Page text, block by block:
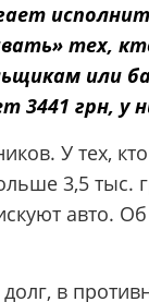
тех,
или
3441 грн, у
У тех,
3,5 тыс.
авто.
в